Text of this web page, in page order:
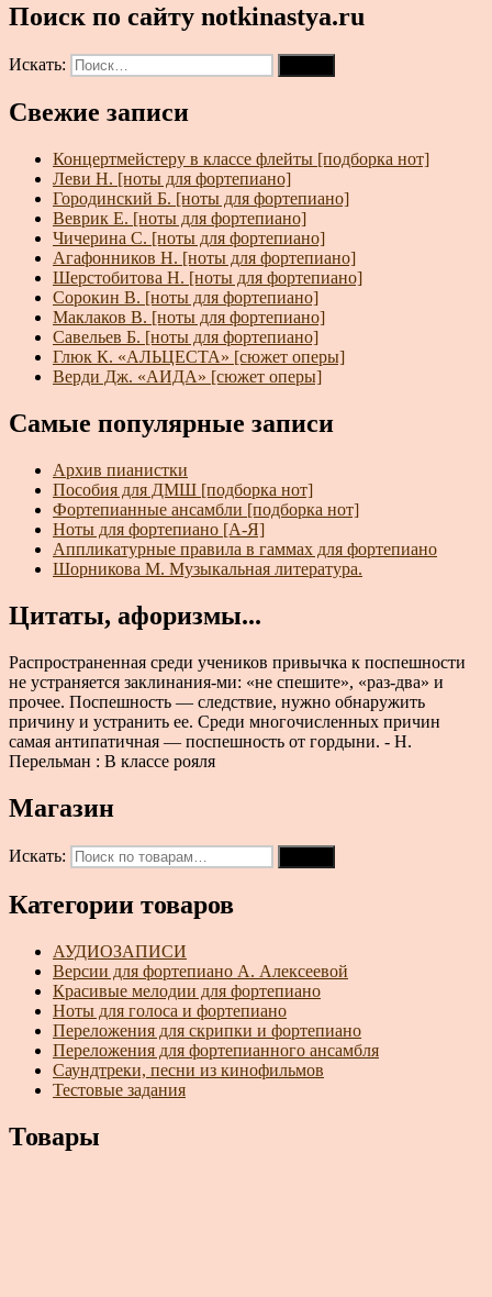
Поиск по сайту notkinastya.ru
Искать:
Свежие записи
Концертмейстеру в классе флейты [подборка нот]
Леви Н. [ноты для фортепиано]
Городинский Б. [ноты для фортепиано]
Веврик Е. [ноты для фортепиано]
Чичерина С. [ноты для фортепиано]
Агафонников Н. [ноты для фортепиано]
Шерстобитова Н. [ноты для фортепиано]
Сорокин В. [ноты для фортепиано]
Маклаков В. [ноты для фортепиано]
Савельев Б. [ноты для фортепиано]
Глюк К. «АЛЬЦЕСТА» [сюжет оперы]
Верди Дж. «АИДА» [сюжет оперы]
Самые популярные записи
Архив пианистки
Пособия для ДМШ [подборка нот]
Фортепианные ансамбли [подборка нот]
Ноты для фортепиано [А-Я]
Аппликатурные правила в гаммах для фортепиано
Шорникова М. Музыкальная литература.
Цитаты, афоризмы...
Распространенная среди учеников привычка к поспешности
не устраняется заклинания-ми: «не спешите», «раз-два» и
прочее. Поспешность — следствие, нужно обнаружить
причину и устранить ее. Среди многочисленных причин
самая антипатичная — поспешность от гордыни. - Н.
Перельман : В классе рояля
Магазин
Искать:
Категории товаров
АУДИОЗАПИСИ
Версии для фортепиано А. Алексеевой
Красивые мелодии для фортепиано
Ноты для голоса и фортепиано
Переложения для скрипки и фортепиано
Переложения для фортепианного ансамбля
Саундтреки, песни из кинофильмов
Тестовые задания
Товары